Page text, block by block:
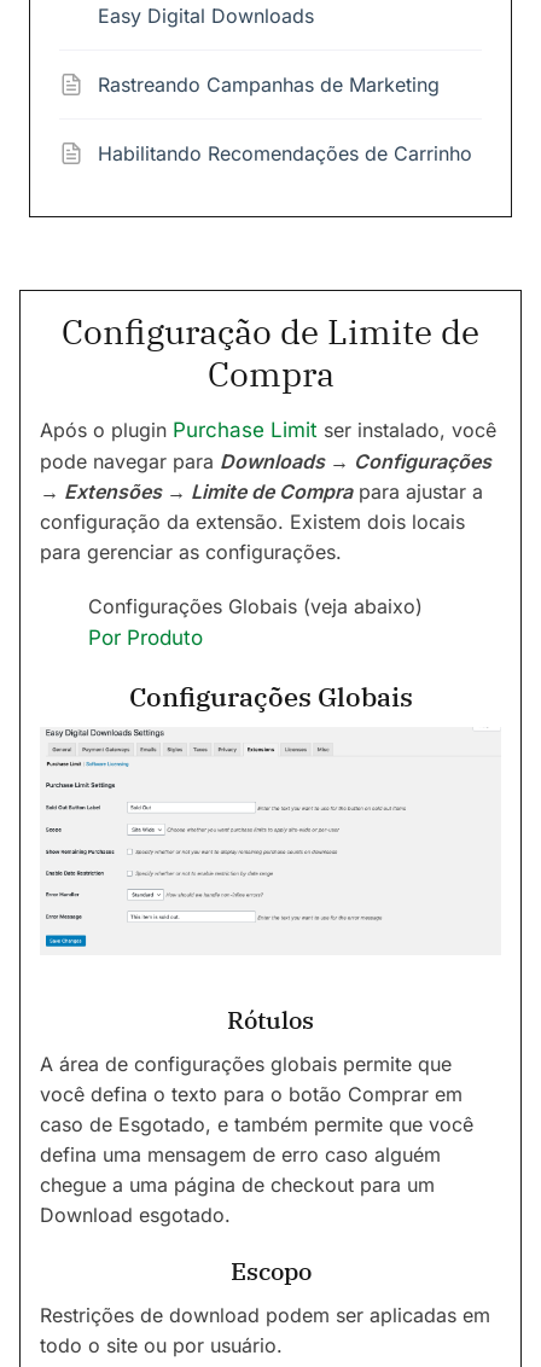
Easy Digital Downloads
Rastreando Campanhas de Marketing
Habilitando Recomendações de Carrinho
Configuração de Limite de
Compra
Após o plugin Purchase Limit ser instalado, você
pode navegar para Downloads → Configurações
→ Extensões → Limite de Comprapara ajustar a
configuração da extensão. Existem dois locais
para gerenciar as configurações.
Configurações Globais (veja abaixo)
Por Produto
Configurações Globais
Rótulos
A área de configurações globais permite que
você defina o texto para o botão Comprar em
caso de Esgotado, e também permite que você
defina uma mensagem de erro caso alguém
chegue a uma página de checkout para um
Download esgotado.
Escopo
Restrições de download podem ser aplicadas em
todo o site ou por usuário.